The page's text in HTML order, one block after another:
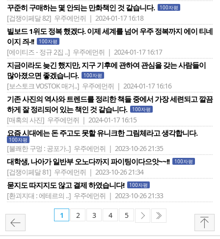
꾸준히 구매하는 몇 안되는 만화책인 것 같습니다. 100자평
[겁쟁이페달 82] 우주에먼쥐 | 2024-01-17 16:18
빌보드 1위도 정복 했겠다. 이제 세계를 넘어 우주 정복까지 에이 티네
이지 즤-!!
100자평
[에이티즈 - 정규 2집 ..] 우주에먼쥐 | 2024-01-17 16:17
지금이라도 늦긴 했지만, 지구 기후에 관하여 관심을 갖는 사람들이
많아졌으면 좋겠습니다.
100자평
[보스토크 VOSTOK 매거..] 우주에먼쥐 | 2024-01-17 16:16
기존 사진의 역사와 트렌드를 정리한 책들 중에서 가장 세련되고 깔끔
하게 잘 정리되어 있는 책인 것 같습니다.
100자평
[매혹의 사진] 우주에먼쥐 | 2024-01-17 16:15
요즘 시대에는 돈 주고도 못할 유니크한 그림체라고 생각합니다.
100자평
[불쾌한 구멍 : 공포가..] 우주에먼쥐 | 2023-10-26 21:35
대학생, 나아가 일반부 오노다까지 파이팅이다으앗~~!! 100자평
[겁쟁이페달 81] 우주에먼쥐 | 2023-10-26 21:34
묻지도 따지지도 않고 결제 하였습니다! 100자평
[환괴지대 : 에테르의 ..] 우주에먼쥐 | 2023-10-26 21:33
1 2 3 4 5